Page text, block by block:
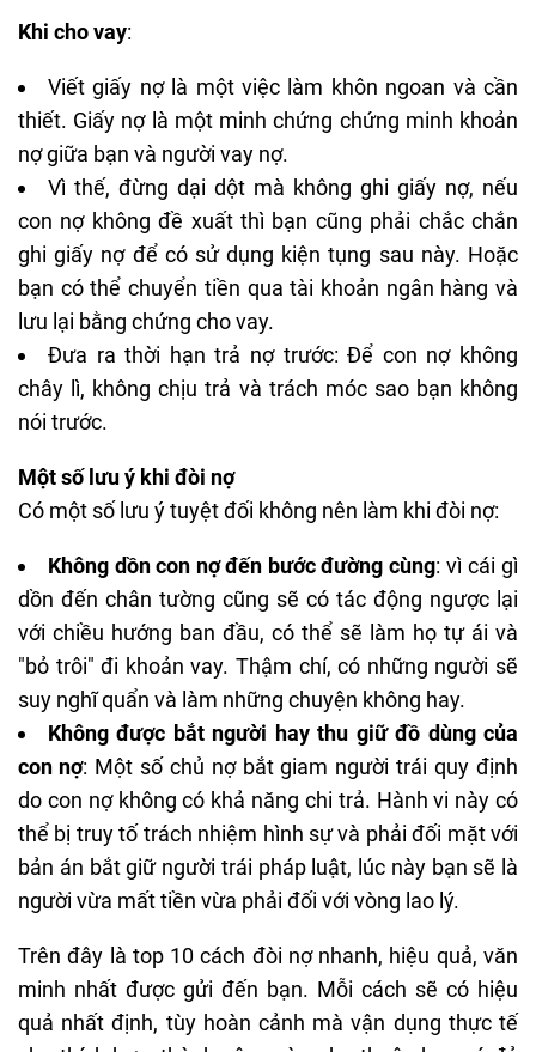
Khi cho vay:
Viết giấy nợ là một việc làm khôn ngoan và cần
thiết. Giấy nợ là một minh chứng chứng minh khoản
nợ giữa bạn và người vay nợ.
Vì thế, đừng dại dột mà không ghi giấy nợ, nếu
con nợ không đề xuất thì bạn cũng phải chắc chắn
ghi giấy nợ để có sử dụng kiện tụng sau này. Hoặc
bạn có thể chuyển tiền qua tài khoản ngân hàng và
lưu lại bằng chứng cho vay.
Đưa ra thời hạn trả nợ trước: Để con nợ không
chây lì, không chịu trả và trách móc sao bạn không
nói trước.
Một số lưu ý khi đòi nợ
Có một số lưu ý tuyệt đối không nên làm khi đòi nợ:
Không dồn con nợ đến bước đường cùng: vì cái gì
dồn đến chân tường cũng sẽ có tác động ngược lại
với chiều hướng ban đầu, có thể sẽ làm họ tự ái và
"bỏ trôi" đi khoản vay. Thậm chí, có những người sẽ
suy nghĩ quẩn và làm những chuyện không hay.
Không được bắt người hay thu giữ đồ dùng của
con nợ: Một số chủ nợ bắt giam người trái quy định
do con nợ không có khả năng chi trả. Hành vi này có
thể bị truy tố trách nhiệm hình sự và phải đối mặt với
bản án bắt giữ người trái pháp luật, lúc này bạn sẽ là
người vừa mất tiền vừa phải đối với vòng lao lý.
Trên đây là top 10 cách đòi nợ nhanh, hiệu quả, văn
minh nhất được gửi đến bạn. Mỗi cách sẽ có hiệu
quả nhất định, tùy hoàn cảnh mà vận dụng thực tế